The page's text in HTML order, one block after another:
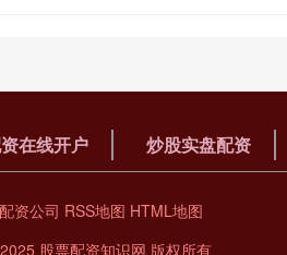
在线开户 炒股实盘配资
资公司 RSS地图 HTML地图
股票配资知识网 版权所有